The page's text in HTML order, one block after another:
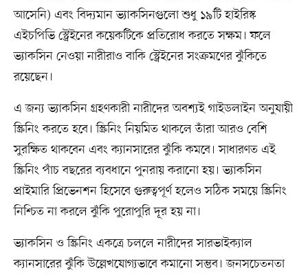
আসেনি) এবং বিদ্যমান ভ্যাকসিনগুলো শুধু ১৯টি হাইরিস্ক
এইচপিভি স্ট্রেইনের কয়েকটিকে প্রতিরোধ করতে সক্ষম। ফলে
ভ্যাকসিন নেওয়া নারীরাও বাকি স্ট্রেইনের সংক্রমণের ঝুঁকিতে
রয়েছেন।
এ জন্য ভ্যাকসিন গ্রহণকারী নারীদের অবশ্যই গাইডলাইন অনুযায়ী
স্ক্রিনিং করতে হবে। স্ক্রিনিং নিয়মিত থাকলে তাঁরা আরও বেশি
সুরক্ষিত থাকবেন এবং ক্যানসারের ঝুঁকি কমবে। সাধারণত এই
স্ক্রিনিং পাঁচ বছরের ব্যবধানে পুনরায় করানো হয়। ভ্যাকসিন
প্রাইমারি প্রিভেনশন হিসেবে গুরুত্বপূর্ণ হলেও সঠিক সময়ে স্ক্রিনিং
নিশ্চিত না করলে ঝুঁকি পুরোপুরি দূর হয় না।
ভ্যাকসিন ও স্ক্রিনিং একত্রে চললে নারীদের সারভাইক্যাল
ক্যানসারের ঝুঁকি উল্লেখযোগ্যভাবে কমানো সম্ভব। জনসচেতনতা